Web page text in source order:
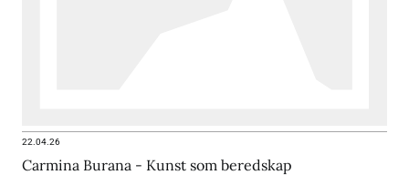
22.04.26
Carmina Burana - Kunst som beredskap